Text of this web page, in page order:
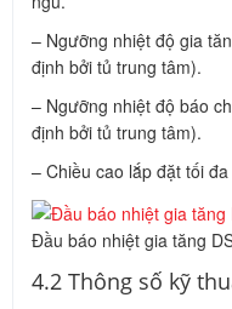
– Ngưỡng nhiệt độ gia
định bởi tủ trung tâm).
– Ngưỡng nhiệt độ báo
định bởi tủ trung tâm).
– Chiều cao lắp đặt tối
Đầu báo nhiệt gia tăng
4.2 Thông số kỹ